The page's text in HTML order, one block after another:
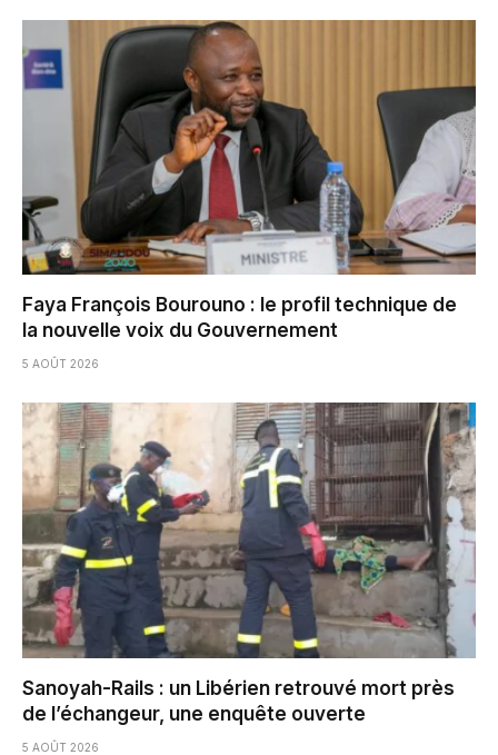
Faya François Bourouno : le profil technique de
la nouvelle voix du Gouvernement
5 AOÛT 2026
Sanoyah-Rails : un Libérien retrouvé mort près
de l’échangeur, une enquête ouverte
5 AOÛT 2026